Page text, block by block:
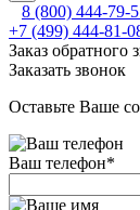
8 (800) 444-79-
+7 (499) 444-81-
Заказ обратного
Заказать звонок
Оставьте Ваше
Ваш телефон*